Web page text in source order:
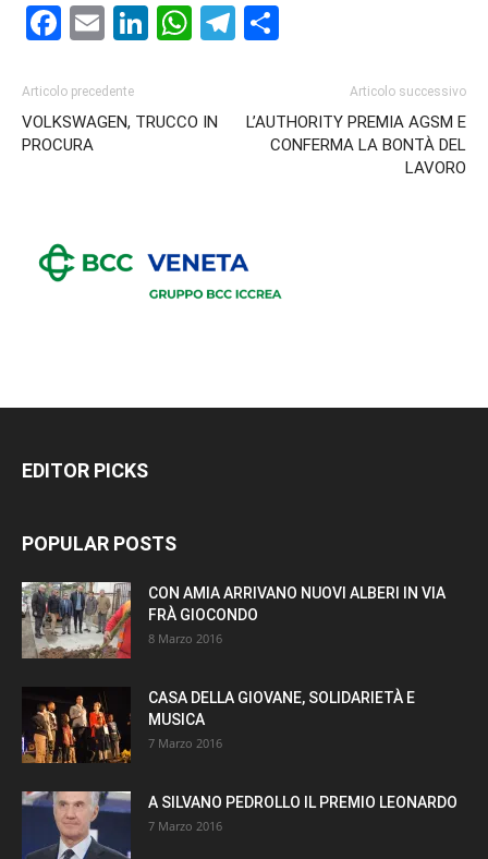
Facebook
EmailLinkedIn
WhatsApp
Telegram
Articolo precedente
VOLKSWAGEN, TRUCCO IN
PROCURA
Articolo successivo
L’AUTHORITY PREMIA AGSM E
CONFERMA LA BONTÀ DEL
LAVORO
EDITOR PICKS
POPULAR POSTS
CON AMIA ARRIVANO NUOVI ALBERI IN VIA
FRÀ GIOCONDO
8 Marzo 2016
CASA DELLA GIOVANE, SOLIDARIETÀ E
MUSICA
7 Marzo 2016
A SILVANO PEDROLLO IL PREMIO LEONARDO
7 Marzo 2016